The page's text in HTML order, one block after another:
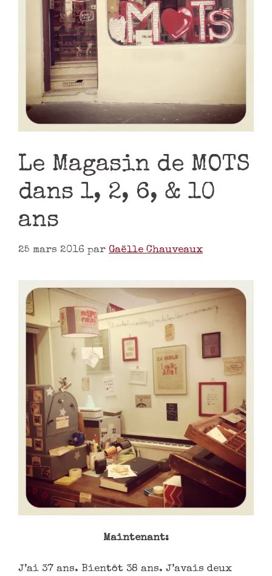
Le Magasin de MOTS
dans 1, 2, 6, & 10
ans
25 mars 2016 par Gaëlle Chauveaux
Maintenant:
J’ai 37 ans. Bientôt 38 ans. J’avais deux